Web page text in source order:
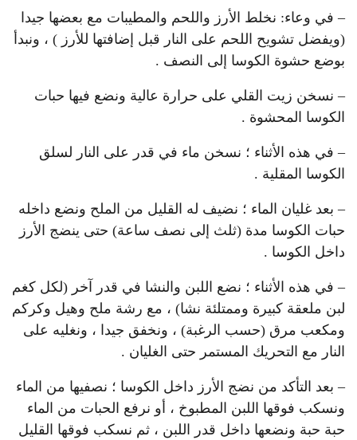
– في وعاء: نخلط الأرز واللحم والمطيبات مع بعضها جيدا
(ويفضل تشويح اللحم على النار قبل إضافتها للأرز ) ، ونبدأ
بوضع حشوة الكوسا إلى النصف .
– نسخن زيت القلي على حرارة عالية ونضع فيها حبات
الكوسا المحشوة .
– في هذه الأثناء ؛ نسخن ماء في قدر على النار لسلق
الكوسا المقلية .
– بعد غليان الماء ؛ نضيف له القليل من الملح ونضع داخله
حبات الكوسا مدة (ثلث إلى نصف ساعة) حتى ينضج الأرز
داخل الكوسا .
– في هذه الأثناء ؛ نضع اللبن والنشا في قدر آخر (لكل كغم
لبن ملعقة كبيرة وممتلئة نشا) ، مع رشة ملح وهيل وكركم
ومكعب مرق (حسب الرغبة) ، ونخفق جيدا ، ونغليه على
النار مع التحريك المستمر حتى الغليان .
– بعد التأكد من نضج الأرز داخل الكوسا ؛ نصفيها من الماء
ونسكب فوقها اللبن المطبوخ ، أو نرفع الحبات من الماء
حبة حبة ونضعها داخل قدر اللبن ، ثم نسكب فوقها القليل